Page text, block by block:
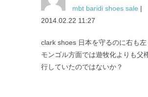
mbt baridi shoes sale |
2014.02.22 11:27
clark shoes 日本を守るのに右も左
モンゴル方面では遊牧化よりも父
行していたのではないか？